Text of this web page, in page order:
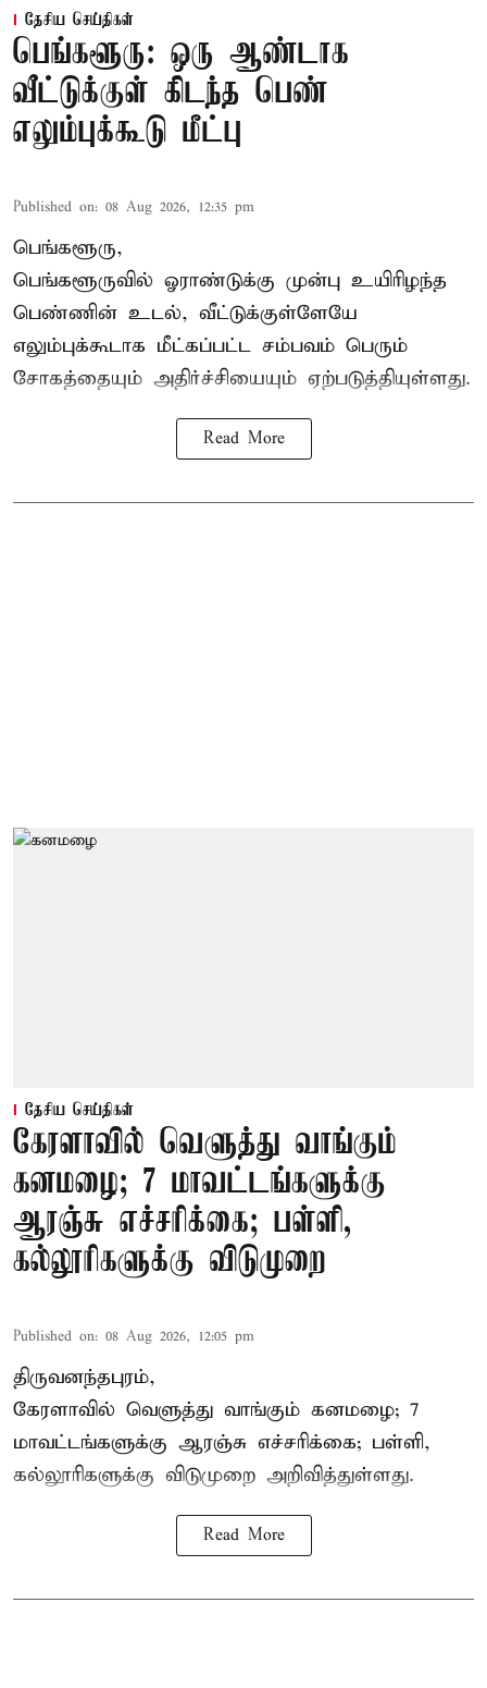
தேசிய செய்திகள்
பெங்களூரு: ஒரு ஆண்டாக
வீட்டுக்குள் கிடந்த பெண்
எலும்புக்கூடு மீட்பு
Published on: 08 Aug 2026, 12:35 pm
பெங்களூரு,
பெங்களூருவில் ஓராண்டுக்கு முன்பு உயிரிழந்த
பெண்ணின் உடல், வீட்டுக்குள்ளேயே
எலும்புக்கூடாக மீட்கப்பட்ட சம்பவம் பெரும்
சோகத்தையும் அதிர்ச்சியையும் ஏற்படுத்தியுள்ளது.
Read More
தேசிய செய்திகள்
கேரளாவில் வெளுத்து வாங்கும்
கனமழை; 7 மாவட்டங்களுக்கு
ஆரஞ்சு எச்சரிக்கை; பள்ளி,
கல்லூரிகளுக்கு விடுமுறை
Published on: 08 Aug 2026, 12:05 pm
திருவனந்தபுரம்,
கேரளாவில் வெளுத்து வாங்கும் கனமழை; 7
மாவட்டங்களுக்கு ஆரஞ்சு எச்சரிக்கை; பள்ளி,
கல்லூரிகளுக்கு விடுமுறை அறிவித்துள்ளது.
Read More